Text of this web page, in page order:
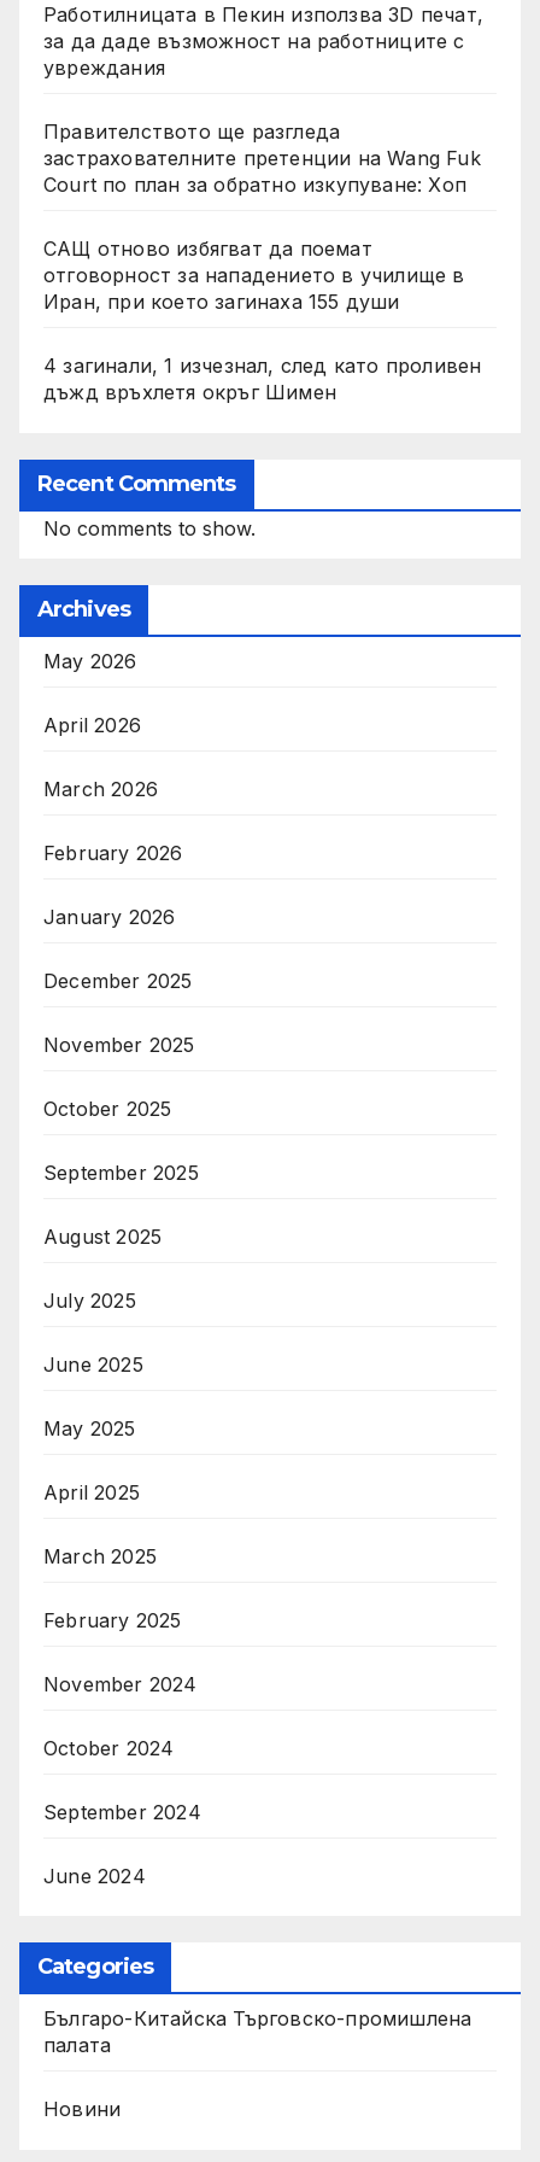
Работилницата в Пекин използва 3D печат,
за да даде възможност на работниците с
увреждания
Правителството ще разгледа
застрахователните претенции на Wang Fuk
Court по план за обратно изкупуване: Хоп
САЩ отново избягват да поемат
отговорност за нападението в училище в
Иран, при което загинаха 155 души
4 загинали, 1 изчезнал, след като проливен
дъжд връхлетя окръг Шимен
Recent Comments
No comments to show.
Archives
May 2026
April 2026
March 2026
February 2026
January 2026
December 2025
November 2025
October 2025
September 2025
August 2025
July 2025
June 2025
May 2025
April 2025
March 2025
February 2025
November 2024
October 2024
September 2024
June 2024
Categories
Българо-Китайска Търговско-промишлена
палaта
Новини